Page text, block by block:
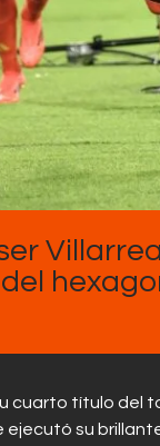
cuarto título del
ejecutó su